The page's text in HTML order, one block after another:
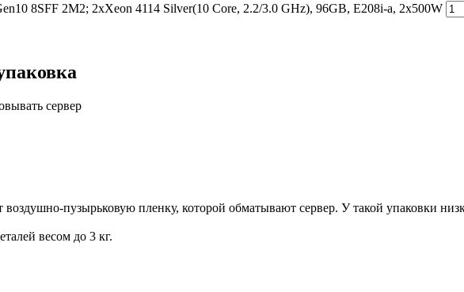
8SFF 2M2; 2xXeon 4114 Silver(10 Core, 2.2/3.0 GHz), 96GB, E208i-a, 2x500W
сервер
пузырьковую пленку, которой обматывают сервер. У такой упаковки
весом до 3 кг.